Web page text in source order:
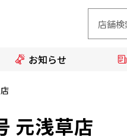
お知らせ
元浅草店